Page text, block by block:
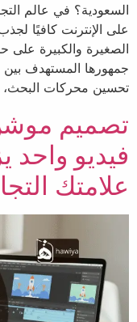
السعودية؟ في عالم
على الإنترنت كافيًا
الصغيرة والكبيرة على
جمهورها المستهدف بين
تحسين محركات البحث،
تصميم
فيديو واحد
علامتك